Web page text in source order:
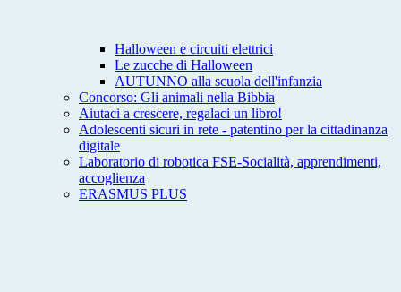
Halloween e circuiti elettrici
Le zucche di Halloween
AUTUNNO alla scuola dell'infanzia
Concorso: Gli animali nella Bibbia
Aiutaci a crescere, regalaci un libro!
Adolescenti sicuri in rete - patentino per la cittadinanza
digitale
Laboratorio di robotica FSE-Socialità, apprendimenti,
accoglienza
ERASMUS PLUS